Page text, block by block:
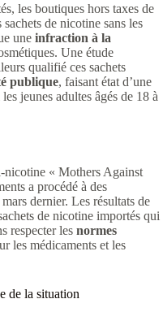
les boutiques hors taxes de
de nicotine sans les
une infraction à la
Une étude
qualifié ces sachets
publique, faisant état d’une
jeunes adultes âgés de 18 à
nicotine « Mothers Against
a procédé à des
dernier. Les résultats de
de nicotine importés qui
respecter les normes
les médicaments et les
de la situation